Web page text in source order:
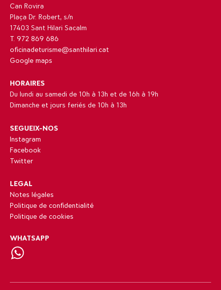
Can Rovira
Plaça Dr. Robert, s/n
17403 Sant Hilari Sacalm
T. 972 869 686
oficinadeturisme@santhilari.cat
Google maps
HORAIRES
Du lundi au samedi de 10h à 13h et de 16h à 19h
Dimanche et jours feriés de 10h à 13h
SEGUEIX-NOS
Instagram
Facebook
Twitter
LEGAL
Notes légales
Politique de confidentialité
Politique de cookies
WHATSAPP